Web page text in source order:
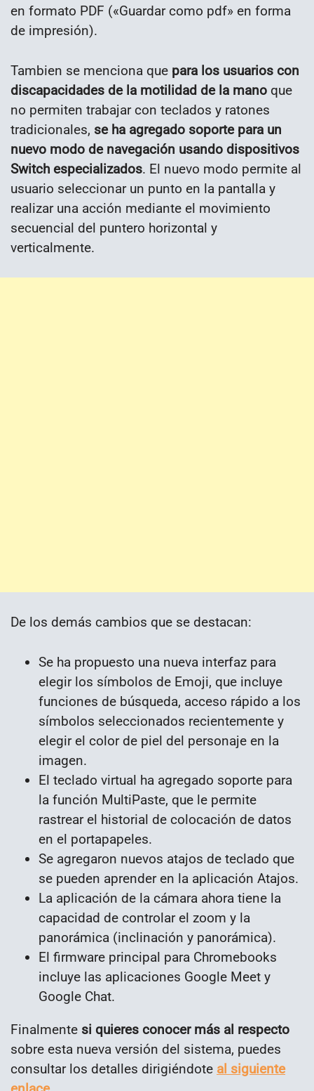
en formato PDF («Guardar como pdf» en forma
de impresión).
Tambien se menciona que para los usuarios con
discapacidades de la motilidad de la mano que
no permiten trabajar con teclados y ratones
tradicionales, se ha agregado soporte para un
nuevo modo de navegación usando dispositivos
Switch especializados. El nuevo modo permite al
usuario seleccionar un punto en la pantalla y
realizar una acción mediante el movimiento
secuencial del puntero horizontal y
verticalmente.
De los demás cambios que se destacan:
Se ha propuesto una nueva interfaz para
elegir los símbolos de Emoji, que incluye
funciones de búsqueda, acceso rápido a los
símbolos seleccionados recientemente y
elegir el color de piel del personaje en la
imagen.
El teclado virtual ha agregado soporte para
la función MultiPaste, que le permite
rastrear el historial de colocación de datos
en el portapapeles.
Se agregaron nuevos atajos de teclado que
se pueden aprender en la aplicación Atajos.
La aplicación de la cámara ahora tiene la
capacidad de controlar el zoom y la
panorámica (inclinación y panorámica).
El firmware principal para Chromebooks
incluye las aplicaciones Google Meet y
Google Chat.
Finalmente si quieres conocer más al respecto
sobre esta nueva versión del sistema, puedes
consultar los detalles dirigiéndote al siguiente